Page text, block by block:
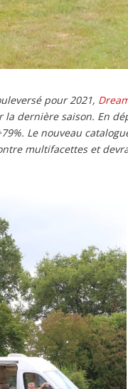
pour 2021,
dernière saison. En
Le nouveau
multifacettes et